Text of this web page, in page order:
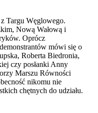
Targu Węglowego.
Nową Wałową i
Oprócz
mówi się o
Roberta Biedronia,
czy posłanki Anny
Marszu Równości
nikomu nie
chętnych do udziału.